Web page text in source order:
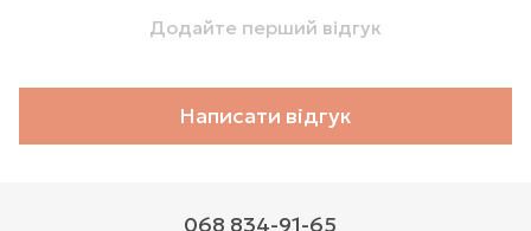
Додайте перший відгук
Написати відгук
068 834-91-65